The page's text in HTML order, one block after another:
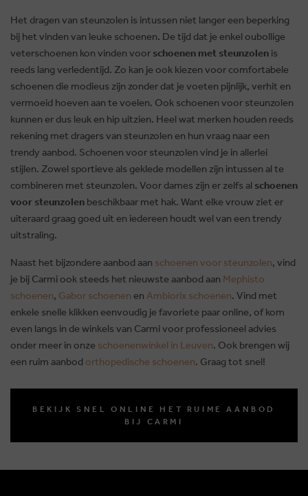
Het dragen van steunzolen is intussen niet langer een beperking
bij het vinden van leuke schoenen. De tijd dat je enkel oubollige
veterschoenen kon vinden voor schoenen met steunzolen is
reeds lang verledentijd. Zo kan je ook kiezen voor comfortabele
schoenen die modieus zijn zonder dat je voeten pijnlijk, verhit en
vermoeid hoeven aan te voelen. Ook schoenen voor steunzolen
kunnen er dus leuk en hip uitzien. Heel wat merken houden reeds
rekening met dragers van steunzolen en hun vraag naar een
trendy aanbod. Schoenen voor steunzolen vind je in allerlei
stijlen. Zowel sportieve als geklede modellen zijn intussen al te
combineren met steunzolen. Voor dames zijn er zelfs al schoenen
voor steunzolen beschikbaar met hak. Want elke vrouw ziet er
uiteraard graag goed uit en iedereen houdt wel van een trendy
uitstraling.
Naast het bijzondere aanbod aan schoenen voor steunzolen, vind
je bij Carmi ook steeds het nieuwste aanbod aan Mephisto
schoenen, Gabor schoenen en Ambiorix schoenen. Vind met
enkele snelle klikken eenvoudig je favoriete paar online, of kom
even langs in de winkels van Carmi voor professioneel advies
onder meer in onze schoenenwinkel in Leuven. Ook brengen wij
een ruim aanbod orthopedische schoenen. Graag tot snel!
BEKIJK SNEL ONLINE HET RUIME AANBOD
BIJ CARMI